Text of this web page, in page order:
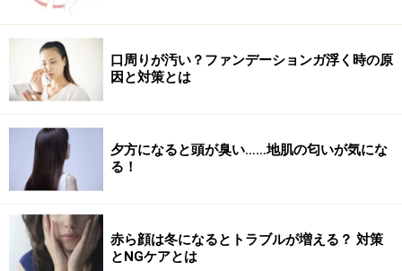
口周りが汚い？ファンデーションガ浮く時の原
因と対策とは
夕方になると頭が臭い……地肌の匂いが気にな
る！
赤ら顔は冬になるとトラブルが増える？ 対策
とNGケアとは